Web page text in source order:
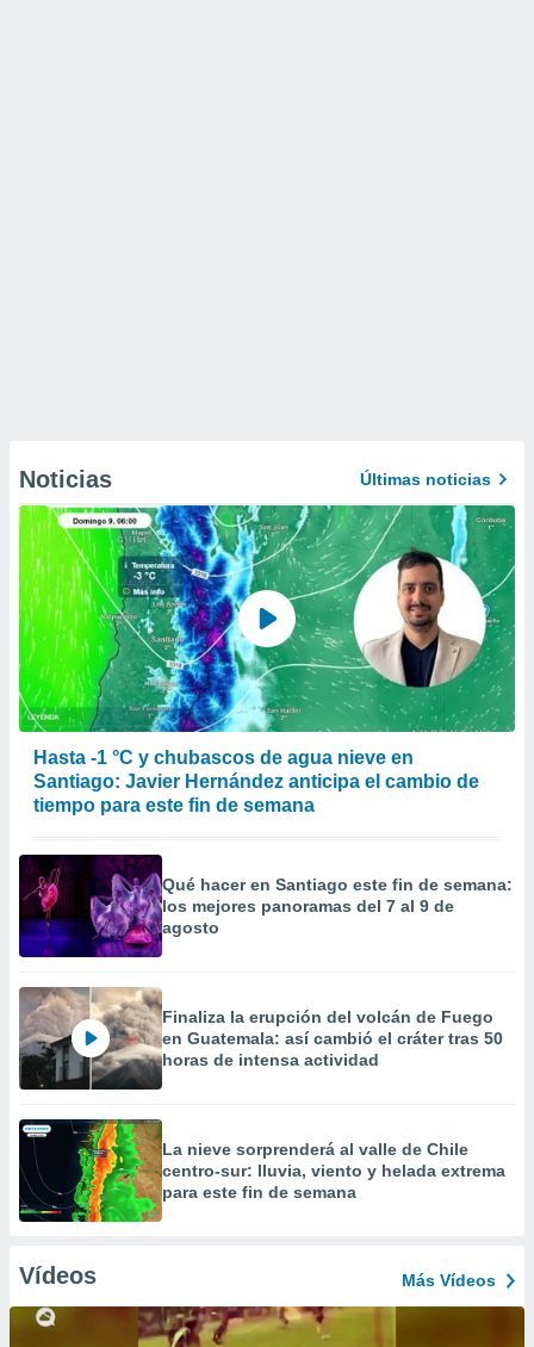
Noticias Últimas noticias
Hasta -1 °C y chubascos de agua nieve en
Santiago: Javier Hernández anticipa el cambio de
tiempo para este fin de semana
Qué hacer en Santiago este fin de semana:
los mejores panoramas del 7 al 9 de
agosto
Finaliza la erupción del volcán de Fuego
en Guatemala: así cambió el cráter tras 50
horas de intensa actividad
La nieve sorprenderá al valle de Chile
centro-sur: lluvia, viento y helada extrema
para este fin de semana
Vídeos Más Vídeos